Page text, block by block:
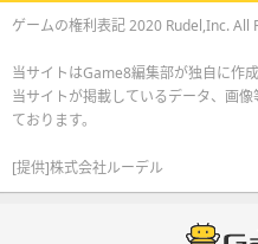
ゲームの権利表記 2020 Rudel,Inc. All
当サイトはGame8編集部が独自に作
当サイトが掲載しているデータ、画
ております。
[提供]株式会社ルーデル